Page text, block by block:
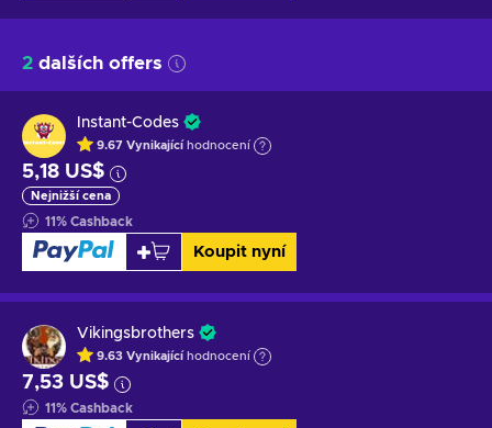
2 dalších offers
Instant-Codes
9.67 Vynikající hodnocení
5,18 US$
Nejnižší cena
11% Cashback
Koupit nyní
Vikingsbrothers
9.63 Vynikající hodnocení
7,53 US$
11% Cashback